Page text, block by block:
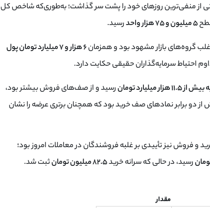
از منفی‌ترین روزهای خود را پشت سر گذاشت؛ به‌طوری‌که شاخص کل
۵ میلیون و ۷۵ هزار واحد
رسید.
گروه‌های بازار مشهود بود و همزمان
۶ هزار و ۷ میلیارد تومان پول
احتیاط سرمایه‌گذاران حقیقی حکایت دارد.
تومان
رسید و از صف‌های فروش بیشتر بود،
دو برابر نمادهای صف خرید بود که همچنان برتری عرضه را نشان
و فروش نیز تأییدی بر غلبه فروشندگان در معاملات امروز بود؛
رسید، در حالی که سرانه خرید۸۲.۵ میلیون تومان ثبت شد.
مقدار